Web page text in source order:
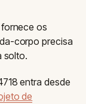
os
corpo precisa
solto.
entra desde
de